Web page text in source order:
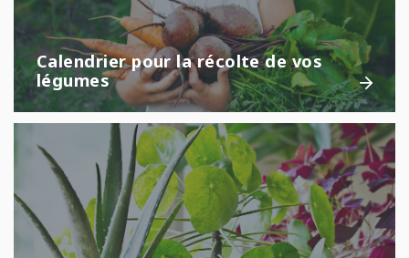
Calendrier pour la récolte de vos
légumes